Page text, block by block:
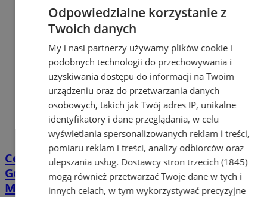
Centrum Usług Społecznych w Łaziskach
Górnych - Nowy Partner programu Karta
Mieszkańca
Odpowiedzialne korzystanie z
Twoich danych
My i nasi partnerzy używamy plików cookie i
podobnych technologii do przechowywania i
uzyskiwania dostępu do informacji na Twoim
urządzeniu oraz do przetwarzania danych
osobowych, takich jak Twój adres IP, unikalne
identyfikatory i dane przeglądania, w celu
wyświetlania spersonalizowanych reklam i treści,
pomiaru reklam i treści, analizy odbiorców oraz
ulepszania usług. Dostawcy stron trzecich (1845)
mogą również przetwarzać Twoje dane w tych i
innych celach, w tym wykorzystywać precyzyjne